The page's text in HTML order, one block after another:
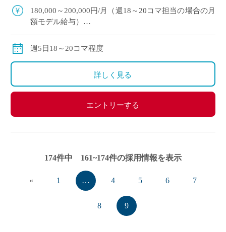
度 担当予定 ・2学期スター […]
180,000～200,000円/月（週18～20コマ担当の場合の月
額モデル給与）
交通費：別途全額支給
※週18コマ以上担当の場合、社会保険加入
週5日18～20コマ程度
詳しく見る
エントリーする
174件中 161~174件の採用情報を表示
« 1 … 4 5 6 7
8 9